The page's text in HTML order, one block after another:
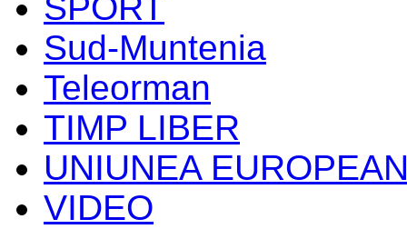
SPORT
Sud-Muntenia
Teleorman
TIMP LIBER
UNIUNEA
VIDEO